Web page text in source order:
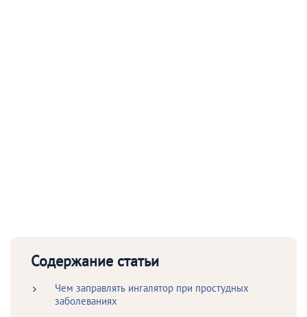
Содержание статьи
Чем заправлять ингалятор при простудных
заболеваниях